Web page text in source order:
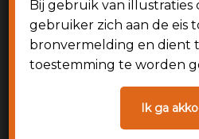
”MEER
500,
Bij gebruik van
gebruiker zich aan de eis
bronvermelding en dient
toestemming te worden
Ik ga